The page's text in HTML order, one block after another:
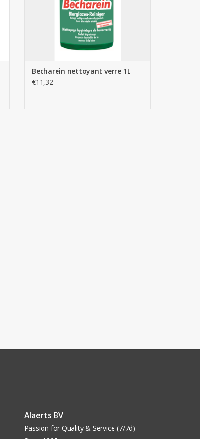
Becharein nettoyant verre 1L
€11,32
Alaerts BV
Passion for Quality & Service (7/7d)